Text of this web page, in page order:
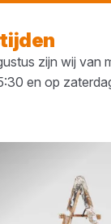
zijn wij van
en op